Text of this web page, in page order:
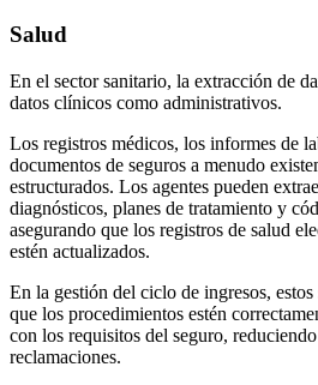
Salud
En el sector sanitario, la extracción de
datos clínicos como administrativos.
Los registros médicos, los informes de
documentos de seguros a menudo
estructurados. Los agentes pueden
diagnósticos, planes de tratamiento y
asegurando que los registros de salud
estén actualizados.
En la gestión del ciclo de ingresos,
que los procedimientos estén
con los requisitos del seguro,
reclamaciones.